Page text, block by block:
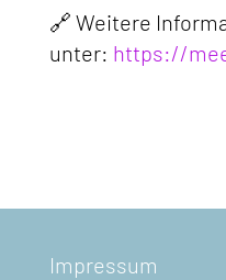
🔗 Weitere
unter: https://
Impressum